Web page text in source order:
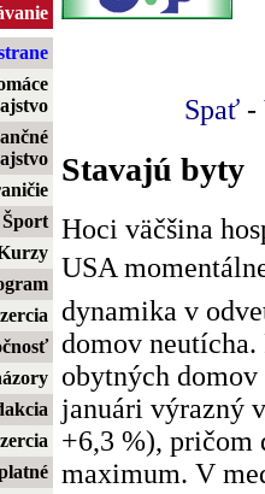
Šport
Spať -
Stavajú byty
Hoci väčšina
USA
dynamika v
domov neutícha.
obytných
januári výrazný
+6,3 %), pričom
maximum. V